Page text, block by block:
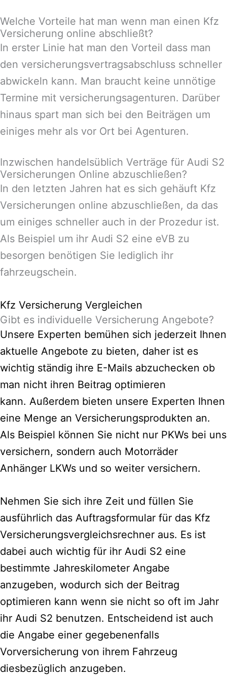
Welche Vorteile hat man wenn man einen Kfz
Versicherung online abschließt?
In erster Linie hat man den Vorteil dass man
den versicherungsvertragsabschluss schneller
abwickeln kann. Man braucht keine unnötige
Termine mit versicherungsagenturen. Darüber
hinaus spart man sich bei den Beiträgen um
einiges mehr als vor Ort bei Agenturen.
Inzwischen handelsüblich Verträge für Audi S2
Versicherungen Online abzuschließen?
In den letzten Jahren hat es sich gehäuft Kfz
Versicherungen online abzuschließen, da das
um einiges schneller auch in der Prozedur ist.
Als Beispiel um ihr Audi S2 eine eVB zu
besorgen benötigen Sie lediglich ihr
fahrzeugschein.
Kfz Versicherung Vergleichen
Gibt es individuelle Versicherung Angebote?
Unsere Experten bemühen sich jederzeit Ihnen
aktuelle Angebote zu bieten, daher ist es
wichtig ständig ihre E-Mails abzuchecken ob
man nicht ihren Beitrag optimieren
kann. Außerdem bieten unsere Experten Ihnen
eine Menge an Versicherungsprodukten an.
Als Beispiel können Sie nicht nur PKWs bei uns
versichern, sondern auch Motorräder
Anhänger LKWs und so weiter versichern.
Nehmen Sie sich ihre Zeit und füllen Sie
ausführlich das Auftragsformular für das Kfz
Versicherungsvergleichsrechner aus. Es ist
dabei auch wichtig für ihr Audi S2 eine
bestimmte Jahreskilometer Angabe
anzugeben, wodurch sich der Beitrag
optimieren kann wenn sie nicht so oft im Jahr
ihr Audi S2 benutzen. Entscheidend ist auch
die Angabe einer gegebenenfalls
Vorversicherung von ihrem Fahrzeug
diesbezüglich anzugeben.